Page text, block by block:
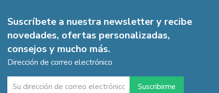
Suscríbete a nuestra newsletter y recibe
novedades, ofertas personalizadas,
consejos y mucho más.
Dirección de correo electrónico